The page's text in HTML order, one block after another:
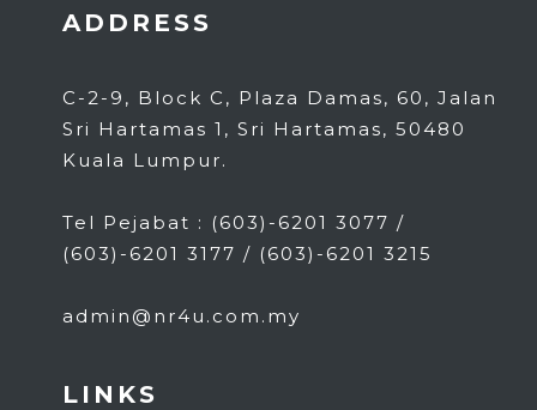
ADDRESS
C-2-9, Block C, Plaza Damas, 60, Jalan
Sri Hartamas 1, Sri Hartamas, 50480
Kuala Lumpur.
Tel Pejabat : (603)-6201 3077 /
(603)-6201 3177 / (603)-6201 3215
admin@nr4u.com.my
LINKS